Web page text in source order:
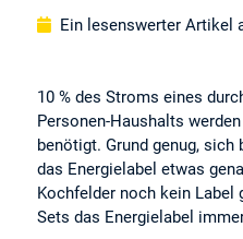
Ein lesenswerter Artikel
10 % des Stroms eines
Personen-Haushalts
benötigt. Grund genug,
das Energielabel etwas
Kochfelder noch kein Label
Sets das Energielabel